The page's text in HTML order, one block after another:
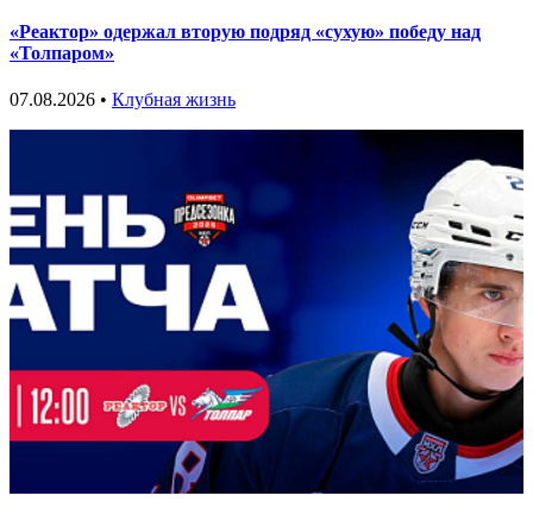
«Реактор» одержал вторую подряд «сухую» победу над
«Толпаром»
07.08.2026 • Клубная жизнь